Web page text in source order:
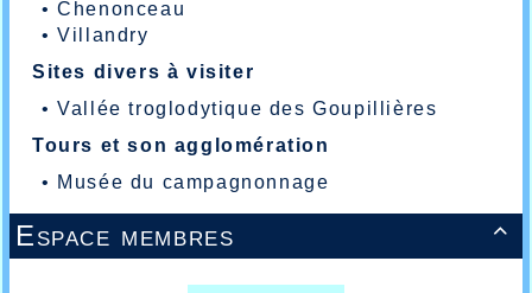
•Chenonceau
•Villandry
Sites divers à visiter
•Vallée troglodytique des Goupillières
Tours et son agglomération
• Musée du campagnonnage

Espace membres